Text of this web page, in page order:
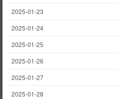
2025-01-23
2025-01-24
2025-01-25
2025-01-26
2025-01-27
2025-01-28